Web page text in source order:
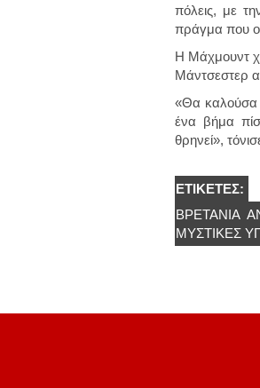
πόλεις, με
πράγμα που
Η Μάχμουντ
Μάντσεστερ
«Θα καλούσα
ένα βήμα
θρηνεί»,
ΕΤΙΚΈΤΕΣ:
ΒΡΕΤΑΝΊΑ
ΜΥΣΤΙΚΈΣ